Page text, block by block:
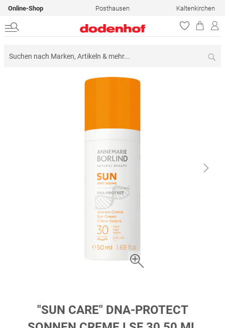
Online-Shop Posthausen Kaltenkirchen
"SUN CARE" DNA-PROTECT